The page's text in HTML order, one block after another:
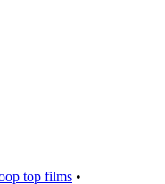
top films •